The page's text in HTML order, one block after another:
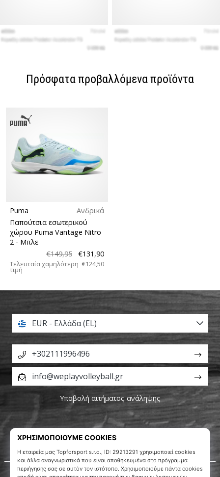
Πρόσφατα προβαλλόμενα προϊόντα
Puma
Ανδρικά
Παπούτσια εσωτερικού
χώρου Puma Vantage Nitro
2 - Μπλε
€149,95
€131,90
Τελευταία χαμηλότερη
τιμή
€124,50
Σχετικά μ' εμάς
Εξυπηρέτηση πελατών
EUR - Ελλάδα (EL)
+302111996496
info@weplayvolleyball.gr
Υποβολή αιτήματος ανάληψης